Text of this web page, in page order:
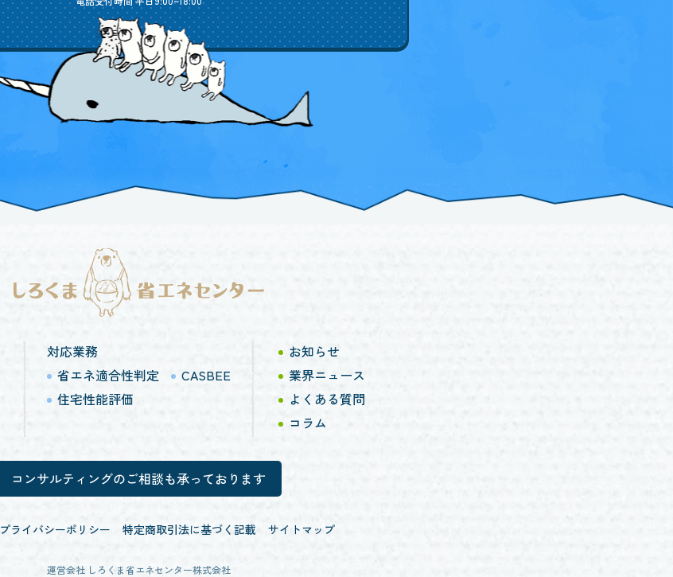
対応業務
省エネ適合性判定
住宅性能評価
CASBEE
お知らせ
業界ニュース
よくある質問
コラム
コンサルティングのご相談も承っております
プライバシーポリシー 特定商取引法に基づく記載 サイトマップ
運営会社 しろくま省エネセンター株式会社